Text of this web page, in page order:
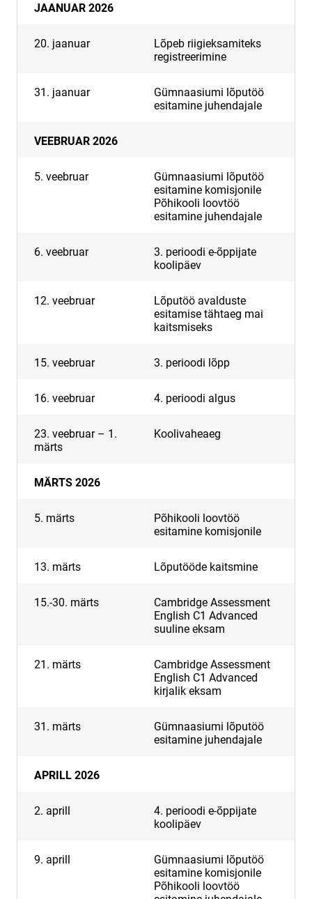
JAANUAR 2026
20. jaanuar
Lõpeb riigieksamiteks
registreerimine
31. jaanuar
Gümnaasiumi lõputöö
esitamine juhendajale
VEEBRUAR 2026
5. veebruar
Gümnaasiumi lõputöö
esitamine komisjonile
Põhikooli loovtöö
esitamine juhendajale
6. veebruar
3. perioodi e-õppijate
koolipäev
12. veebruar
Lõputöö avalduste
esitamise tähtaeg mai
kaitsmiseks
15. veebruar 3. perioodi lõpp
16. veebruar 4. perioodi algus
23. veebruar – 1.
märts
Koolivaheaeg
MÄRTS 2026
5. märts
Põhikooli loovtöö
esitamine komisjonile
13. märts Lõputööde kaitsmine
15.-30. märts
Cambridge Assessment
English C1 Advanced
suuline eksam
21. märts
Cambridge Assessment
English C1 Advanced
kirjalik eksam
31. märts
Gümnaasiumi lõputöö
esitamine juhendajale
APRILL 2026
2. aprill
4. perioodi e-õppijate
koolipäev
9. aprill
Gümnaasiumi lõputöö
esitamine komisjonile
Põhikooli loovtöö